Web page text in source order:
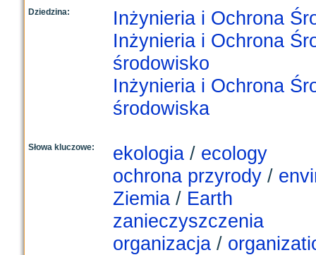
Dziedzina:
Inżynieria i Ochrona
Inżynieria i Ochrona
środowisko
Inżynieria i Ochrona
środowiska
Słowa kluczowe: ekologia/ ecology
ochrona przyrody/
Ziemia/ Earth
zanieczyszczenia
organizacja/